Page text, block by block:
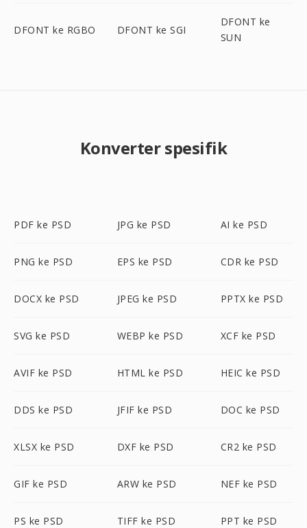
DFONT ke RGBO DFONT ke SGI
DFONT ke
SUN
Konverter spesifik
PDF ke PSD JPG ke PSD AI ke PSD
PNG ke PSD EPS ke PSD CDR ke PSD
DOCX ke PSD JPEG ke PSD PPTX ke PSD
SVG ke PSD WEBP ke PSD XCF ke PSD
AVIF ke PSD HTML ke PSD HEIC ke PSD
DDS ke PSD JFIF ke PSD DOC ke PSD
XLSX ke PSD DXF ke PSD CR2 ke PSD
GIF ke PSD ARW ke PSD NEF ke PSD
PS ke PSD TIFF ke PSD PPT ke PSD